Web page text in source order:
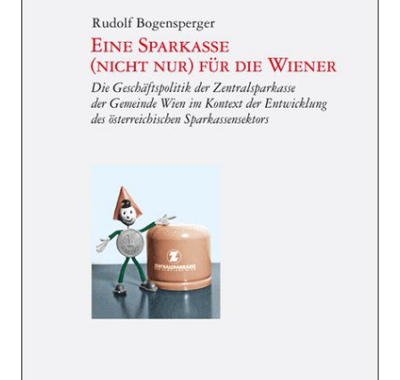
(nicht nur) für die
Wiener
Die Geschäftspolitik der Zentralsparkasse der
Gemeine Wien im Kontext der Entwicklung des
österreichischen Sparkassensektors